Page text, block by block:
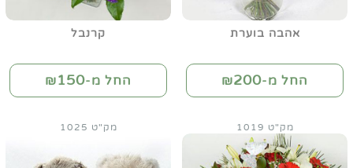
אהבה בוערת
החל מ-₪200
קרנבל
החל מ-₪150
מק"ט 1019 מק"ט 1025